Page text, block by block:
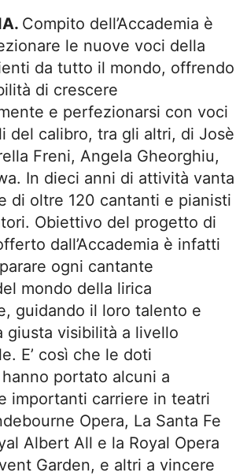
Compito dell’Accademia è
le nuove voci della
da tutto il mondo, offrendo
di crescere
e perfezionarsi con voci
del calibro, tra gli altri, di Josè
Freni, Angela Gheorghiu,
In dieci anni di attività vanta
di oltre 120 cantanti e pianisti
Obiettivo del progetto di
dall’Accademia è infatti
ogni cantante
mondo della lirica
guidando il loro talento e
giusta visibilità a livello
E’ così che le doti
portato alcuni a
importanti carriere in teatri
Opera, La Santa Fe
Albert All e la Royal Opera
Garden, e altri a vincere